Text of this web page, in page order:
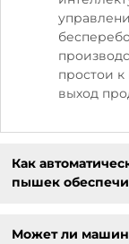
простои
выход
Как
пышек
Может ли